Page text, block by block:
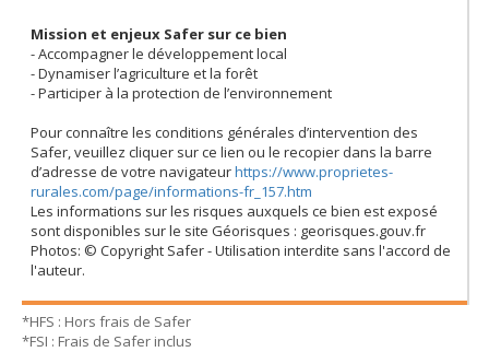
Mission et enjeux Safer sur ce bien
- Accompagner le développement local
- Dynamiser l’agriculture et la forêt
- Participer à la protection de l’environnement
Pour connaître les conditions générales d’intervention des
Safer, veuillez cliquer sur ce lien ou le recopier dans la barre
d’adresse de votre navigateurhttps://www.proprietes-
rurales.com/page/informations-fr_157.htm
Les informations sur les risques auxquels ce bien est exposé
sont disponibles sur le site Géorisques : georisques.gouv.fr
Photos: © Copyright Safer - Utilisation interdite sans l'accord de
l'auteur.
*HFS : Hors frais de Safer
*FSI : Frais de Safer inclus